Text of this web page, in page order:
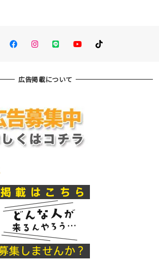
FacebookInstagram
LINE You TubeTikTok
広告掲載について